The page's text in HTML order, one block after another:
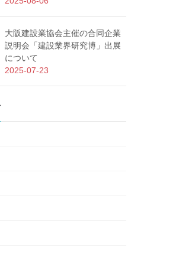
大阪建設業協会主催の合同企業
説明会「建設業界研究博」出展
について
2025-07-23